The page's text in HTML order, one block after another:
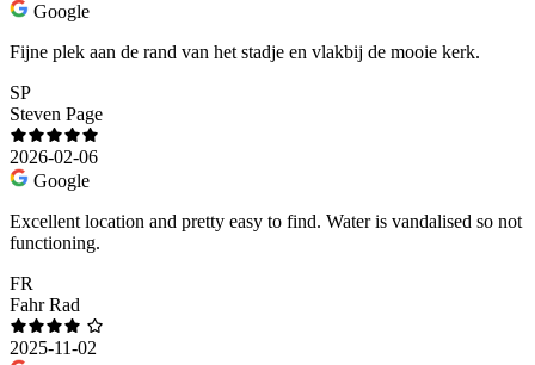
Google
Fijne plek aan de rand van het stadje en vlakbij de mooie kerk.
SP
Steven Page
2026-02-06
Google
Excellent location and pretty easy to find. Water is vandalised so not
functioning.
FR
Fahr Rad
2025-11-02